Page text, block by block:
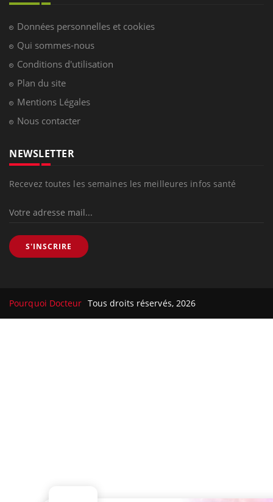
Données personnelles et cookies
Qui sommes-nous
Conditions d'utilisation
Plan du site
Mentions Légales
Nous contacter
NEWSLETTER
Recevez toutes les semaines les meilleures infos santé
S'INSCRIRE
Pourquoi Docteur Tous droits réservés, 2026